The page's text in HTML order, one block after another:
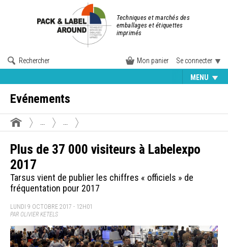
Techniques et marchés des
emballages et étiquettes
imprimés
Rechercher Mon panier Se connecter
MENU
Evénements
Plus de 37 000 visiteurs à Labelexpo
2017
Tarsus vient de publier les chiffres « officiels » de
fréquentation pour 2017
LUNDI 9 OCTOBRE 2017 - 12H01
PAR OLIVIER KETELS